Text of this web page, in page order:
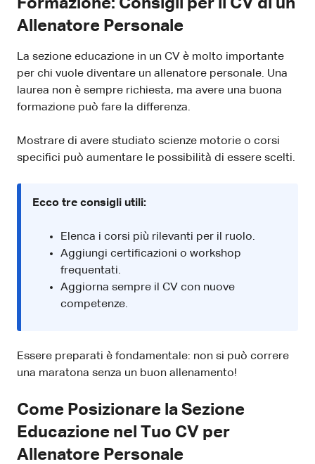
Formazione: Consigli per il CV di un
Allenatore Personale
La sezione educazione in un CV è molto importante
per chi vuole diventare un allenatore personale. Una
laurea non è sempre richiesta, ma avere una buona
formazione può fare la differenza.
Mostrare di avere studiato scienze motorie o corsi
specifici può aumentare le possibilità di essere scelti.
Ecco tre consigli utili:
Elenca i corsi più rilevanti per il ruolo.
Aggiungi certificazioni o workshop
frequentati.
Aggiorna sempre il CV con nuove
competenze.
Essere preparati è fondamentale: non si può correre
una maratona senza un buon allenamento!
Come Posizionare la Sezione
Educazione nel Tuo CV per
Allenatore Personale